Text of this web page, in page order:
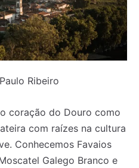
Ribeiro
coração do Douro como
com raízes na cultura
Conhecemos Favaios
Galego Branco e